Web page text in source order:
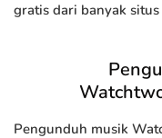
gratis dari banyak situs
Pengunduh musik